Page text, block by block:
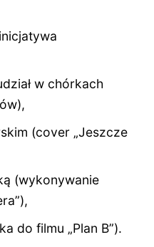
w chórkach
(cover „Jeszcze
(wykonywanie
do filmu „Plan B”).